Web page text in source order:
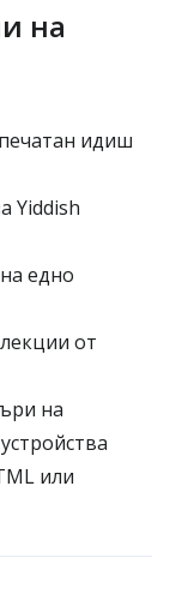
на
идиш
Yiddish
едно
от
на
или